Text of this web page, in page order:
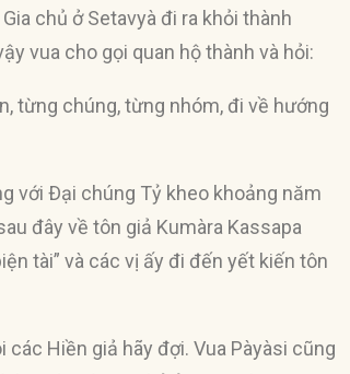
chủ ở Setavyà đi ra khỏi thành
vua cho gọi quan hộ thành và hỏi:
từng chúng, từng nhóm, đi về hướng
với Ðại chúng Tỷ kheo khoảng năm
đây về tôn giả Kumàra Kassapa
tài” và các vị ấy đi đến yết kiến tôn
các Hiền giả hãy đợi. Vua Pàyàsi cũng